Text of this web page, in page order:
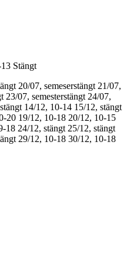
Stängt
20/07, semeserstängt 21/07,
23/07, semesterstängt 24/07,
14/12, 10-14 15/12, stängt
20 19/12, 10-18 20/12, 10-15
18 24/12, stängt 25/12, stängt
29/12, 10-18 30/12, 10-18